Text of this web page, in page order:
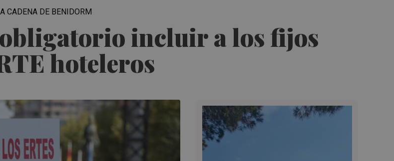
obligatorio incluir a los fijos
hoteleros
CADENA DE BENIDORM